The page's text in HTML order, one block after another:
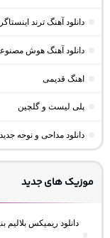
دانلود آهنگ ترند
دانلود آهنگ هوش
اهنگ قدیمی
پلی لیست و گلچین
دانلود مداحی و نوحه جدید
موزیک های جدید
دانلود ریمیکس